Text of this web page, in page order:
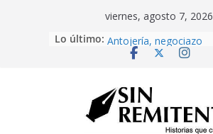
viernes, agosto 7, 2026
Lo último: Amor eterno
Antojería, negociazo
Misa de 12